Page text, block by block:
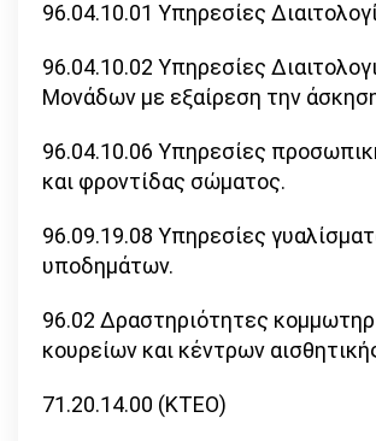
96.04.10.01 Υπηρεσίες
96.04.10.02 Υπηρεσίες
Μονάδων με εξαίρεση την
96.04.10.06 Υπηρεσίες
και φροντίδας σώματος.
96.09.19.08 Υπηρεσίες
υποδημάτων.
96.02 Δραστηριότητες
κουρείων και κέντρων
71.20.14.00 (ΚΤΕΟ)